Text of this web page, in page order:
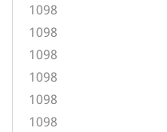
1098
1098
1098
1098
1098
1098